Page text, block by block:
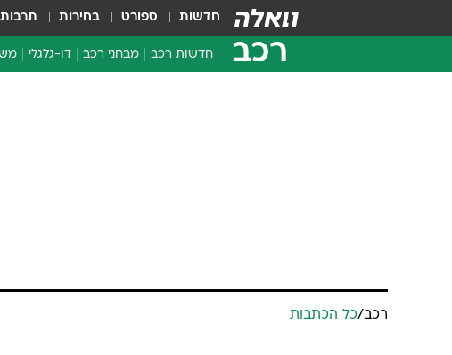
חדשות ספורט בחירות תרבות
רכב חדשות רכב מבחני רכב דו-גלגלי
רכב/כל הכתבות